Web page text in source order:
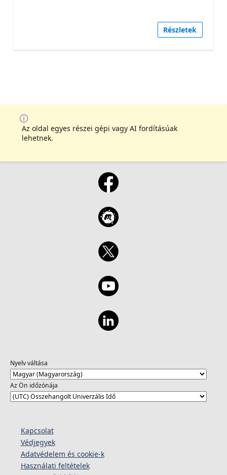
Részletek
Az oldal egyes részei gépi vagy AI fordításúak
lehetnek.
Nyelv váltása
Az Ön időzónája
Kapcsolat
Védjegyek
Adatvédelem és cookie-k
Használati feltételek